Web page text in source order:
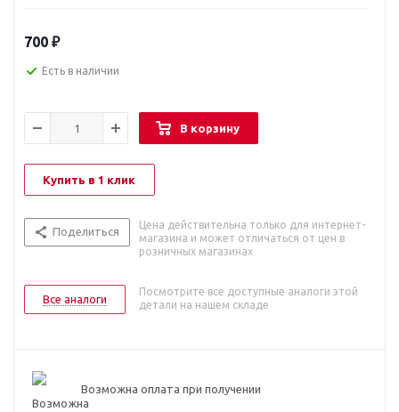
700 ₽
Есть в наличии
В корзину
Купить в 1 клик
Поделиться
Цена действительна только для интернет-
магазина и может отличаться от цен в
розничных магазинах
Все аналоги
Посмотрите все доступные аналоги этой
детали на нашем складе
Возможна оплата при получении